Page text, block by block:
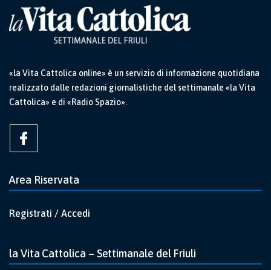
«la Vita Cattolica online» è un servizio di informazione quotidiana
realizzato dalle redazioni giornalistiche del settimanale «la Vita
Cattolica» e di «Radio Spazio».
Area Riservata
Registrati / Accedi
la Vita Cattolica – Settimanale del Friuli